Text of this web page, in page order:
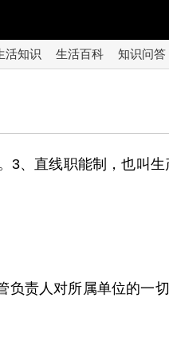
活知识 生活百科 知识问答
、直线职能制，也叫
责人对所属单位的一切